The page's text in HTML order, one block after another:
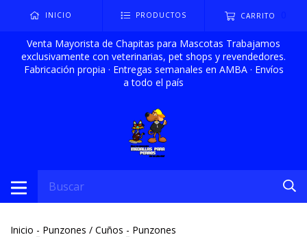
INICIO PRODUCTOS CARRITO
Venta Mayorista de Chapitas para Mascotas Trabajamos
exclusivamente con veterinarias, pet shops y revendedores.
Fabricación propia · Entregas semanales en AMBA · Envíos
a todo el país
Inicio - Punzones / Cuños - Punzones